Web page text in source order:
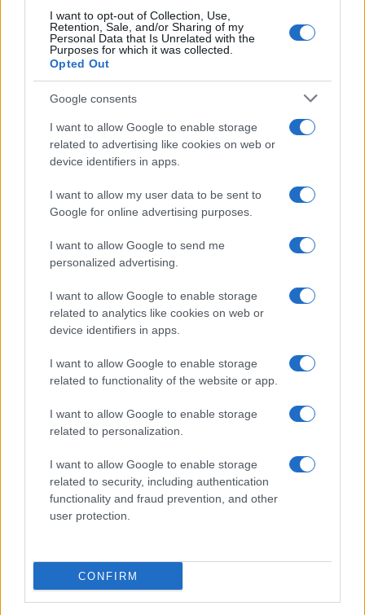
I want to opt-out of Collection, Use,
Retention, Sale, and/or Sharing of my
Personal Data that Is Unrelated with the
Purposes for which it was collected.
Opted Out
Google consents
I want to allow Google to enable storage
related to advertising like cookies on web or
device identifiers in apps.
I want to allow my user data to be sent to
Google for online advertising purposes.
I want to allow Google to send me
personalized advertising.
I want to allow Google to enable storage
related to analytics like cookies on web or
device identifiers in apps.
I want to allow Google to enable storage
related to functionality of the website or app.
I want to allow Google to enable storage
related to personalization.
I want to allow Google to enable storage
related to security, including authentication
functionality and fraud prevention, and other
user protection.
CONFIRM
Mucsi Zoltán formátumosabb művész a filmekből és
reklámokból ismertnél.
A nemritkán emelt hangon káromkodó színész a köz
emberének abbéli vágyát testesíti meg, hogy rend
teremthető a mindennapjainkat uraló káoszban. Azonban ez
nem több puszta illúziónál, mert a világ a legkevésbé sem
tehető békésebbé és igazságosabbá, ám legalább az erre
vonatkozó csalfa remény megmarad. A tévénéző azért
hálás, hogy nevetve könnyebbül meg a faragatlan és
önazonos Mucsi alakította figuráknak köszönhetően.
Eredetileg nagyon más, nem a művészet és nem a színpad
irányába vezetett volna Mucsi életútja. Az előadó érdes
humora a nehezen induló pálya körvonalait rajzolja meg,
amely akkor került kacskaringók és kitérők után a rendes
kerékvágásba, amikor hősünket felvették a Szolnoki
Szabadtéri Színpadon Lévai Balázs rendezésében látott
keresetlen őszintesége köti le a közönséget. Az este az
útkereső emberről, a négygyermekes családapáról szól, aki
révbe ért, de zajos sikerei ellenére sem feledi, hogy honnan